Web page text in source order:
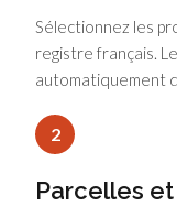
Sélectionnez les
registre français.
automatiquement
2
Parcelles